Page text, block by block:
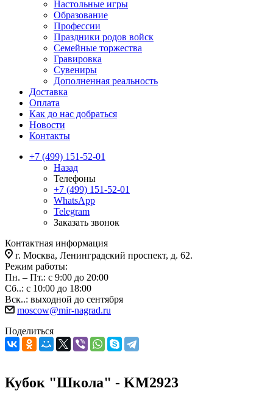
Настольные игры
Образование
Профессии
Праздники родов войск
Семейные торжества
Гравировка
Сувениры
Дополненная реальность
Доставка
Оплата
Как до нас добраться
Новости
Контакты
+7 (499) 151-52-01
Назад
Телефоны
+7 (499) 151-52-01
WhatsApp
Telegram
Заказать звонок
Контактная информация
г. Москва, Ленинградский проспект, д. 62.
Режим работы:
Пн. – Пт.: с 9:00 до 20:00
Сб..: с 10:00 до 18:00
Вск..: выходной до сентября
moscow@mir-nagrad.ru
Поделиться
Кубок "Школа" - KM2923